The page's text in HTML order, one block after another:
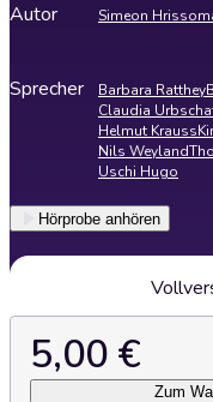
Autor Simeon
Sprecher Barbara Ratthey
Claudia
Helmut Krauss
Nils Weyland
Uschi Hugo
Hörprobe anhören
5,00 €
Zum